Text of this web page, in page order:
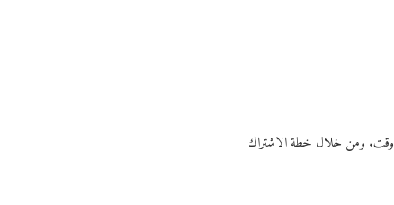
وقت. ومن خلال خطة الاشتراك